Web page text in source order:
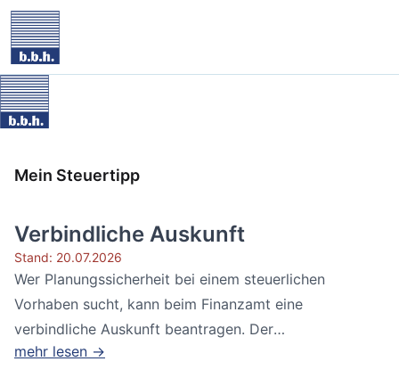
Mein Steuertipp
Verbindliche Auskunft
Stand: 20.07.2026
Wer Planungssicherheit bei einem steuerlichen
Vorhaben sucht, kann beim Finanzamt eine
verbindliche Auskunft beantragen. Der
Bundesfinanzhof...
mehr lesen →